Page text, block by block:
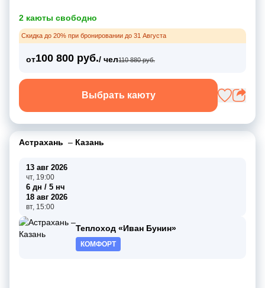
2 каюты свободно
Скидка до 20% при бронировании до 31 Августа
от100 800 руб./ чел110 880 руб.
Выбрать каюту
Астрахань – Казань
13 авг 2026
чт, 19:00
6 дн / 5 нч
18 авг 2026
вт, 15:00
Теплоход «Иван Бунин»
КОМФОРТ